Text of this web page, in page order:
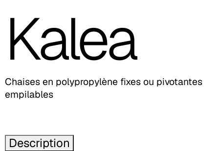
Kalea
Chaises en polypropylène fixes ou pivotantes
empilables
Description